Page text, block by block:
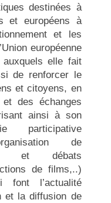
destinées à
et européens à
et les
européenne
elle fait
de renforcer le
et citoyens, en
des échanges
ainsi à son
participative
de
et débats
de films,..)
font l’actualité
et la diffusion de